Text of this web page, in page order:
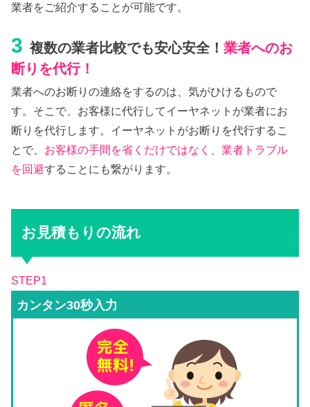
業者をご紹介することが可能です。
3 複数の業者比較でも安心安全！業者へのお
断りを代行！
業者へのお断りの連絡をするのは、気がひけるもので
す。そこで、お客様に代行してイーヤネットが業者にお
断りを代行します。イーヤネットがお断りを代行するこ
とで、 お客様の手間を省くだけではなく、業者トラブル
を回避することにも繋がります。
お見積もりの流れ
STEP1
カンタン30秒入力